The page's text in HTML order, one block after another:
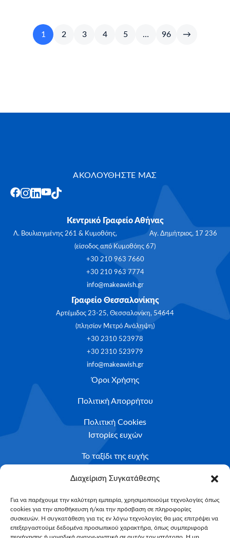
Διαχείριση Συγκατάθεσης
Για να παρέχουμε την καλύτερη εμπειρία, χρησιμοποιούμε τεχνολογίες όπως
cookies για την αποθήκευση ή/και την πρόσβαση σε πληροφορίες
συσκευών. Η συγκατάθεση για τις εν λόγω τεχνολογίες θα μας επιτρέψει να
επεξεργαστούμε δεδομένα προσωπικού χαρακτήρα, όπως συμπεριφορά
1 2 3 4 5 … 96 →
ΑΚΟΛΟΥΘΗΣΤΕ ΜΑΣ
Κεντρικό Γραφείο Αθήνας
Λ. Βουλιαγμένης 261 & Κυμοθόης, Αγ. Δημήτριος, 17 236
(είσοδος από Κυμοθόης 67)
+30 210 963 7660
+30 210 963 7774
info@makeawish.gr
Γραφείο Θεσσαλονίκης
Αρτέμιδος 23-25, Θεσσαλονίκη, 54644
(πλησίον Μετρό Ανάληψη)
+30 2310 523978
+30 2310 523979
info@makeawish.gr
Όροι Χρήσης
Πολιτική Απορρήτου
Πολιτική Cookies
Ιστορίες ευχών
Το ταξίδι της ευχής
Κριτήρια Καταλληλότητας
Υποβολή Αιτήματος
NEWSLETTER
Email*